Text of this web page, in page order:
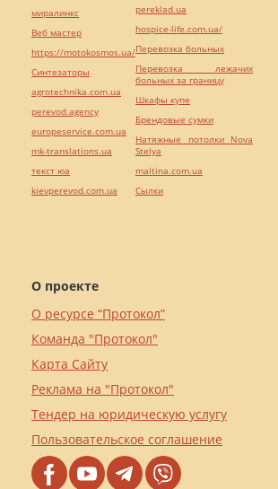
О проекте
О ресурсе “Протокол”
Команда "Протокол"
Карта Сайту
Реклама на "Протокол"
Тендер на юридическую услугу
Пользовательское соглашение
миралинкс
Веб мастер
https://motokosmos.ua/
Синтезаторы
agrotechnika.com.ua
perevod.agency
europeservice.com.ua
mk-translations.ua
текст юа
kievperevod.com.ua
pereklad.ua
hospice-life.com.ua/
Перевозка больных
Перевозка лежачих
больных за границу
Шкафы купе
Брендовые сумки
Натяжные потолки Nova
Stelya
maltina.com.ua
Cылки